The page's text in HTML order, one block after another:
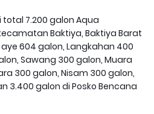
7.200 galon Aqua
Baktiya, Baktiya Barat
604 galon, Langkahan 400
Sawang 300 galon, Muara
300 galon, Nisam 300 galon,
3.400 galon di Posko Bencana